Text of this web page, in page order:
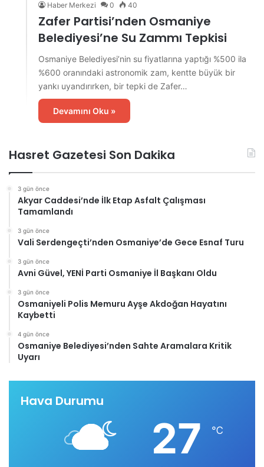
Haber Merkezi 0 40
Zafer Partisi’nden Osmaniye
Belediyesi’ne Su Zammı Tepkisi
Osmaniye Belediyesi’nin su fiyatlarına yaptığı %500 ila
%600 oranındaki astronomik zam, kentte büyük bir
yankı uyandırırken, bir tepki de Zafer…
Devamını Oku »
Hasret Gazetesi Son Dakika
3 gün önce
Akyar Caddesi’nde İlk Etap Asfalt Çalışması
Tamamlandı
3 gün önce
Vali Serdengeçti’nden Osmaniye’de Gece Esnaf Turu
3 gün önce
Avni Güvel, YENİ Parti Osmaniye İl Başkanı Oldu
3 gün önce
Osmaniyeli Polis Memuru Ayşe Akdoğan Hayatını
Kaybetti
4 gün önce
Osmaniye Belediyesi’nden Sahte Aramalara Kritik
Uyarı
Hava Durumu
27 ℃